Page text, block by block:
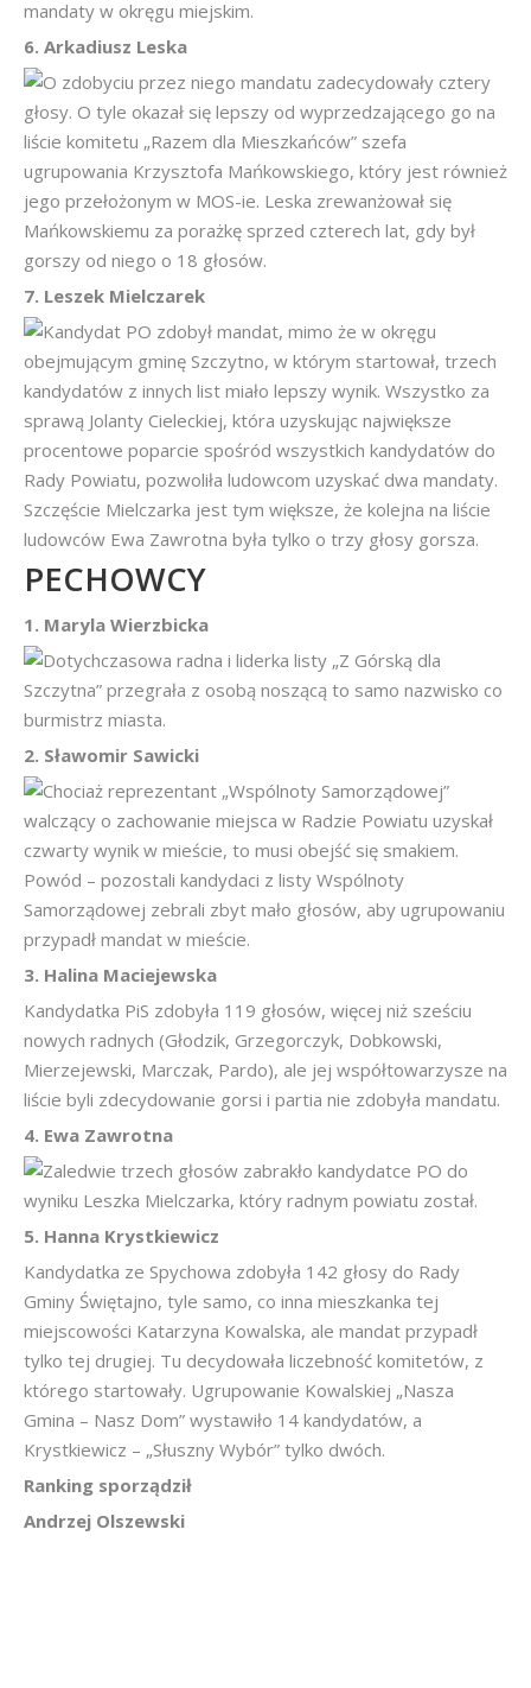
mandaty w okręgu miejskim.
6. Arkadiusz Leska
O zdobyciu przez niego mandatu zadecydowały cztery
głosy. O tyle okazał się lepszy od wyprzedzającego go na
liście komitetu „Razem dla Mieszkańców” szefa
ugrupowania Krzysztofa Mańkowskiego, który jest również
jego przełożonym w MOS-ie. Leska zrewanżował się
Mańkowskiemu za porażkę sprzed czterech lat, gdy był
gorszy od niego o 18 głosów.
7. Leszek Mielczarek
Kandydat PO zdobył mandat, mimo że w okręgu
obejmującym gminę Szczytno, w którym startował, trzech
kandydatów z innych list miało lepszy wynik. Wszystko za
sprawą Jolanty Cieleckiej, która uzyskując największe
procentowe poparcie spośród wszystkich kandydatów do
Rady Powiatu, pozwoliła ludowcom uzyskać dwa mandaty.
Szczęście Mielczarka jest tym większe, że kolejna na liście
ludowców Ewa Zawrotna była tylko o trzy głosy gorsza.
PECHOWCY
1. Maryla Wierzbicka
Dotychczasowa radna i liderka listy „Z Górską dla
Szczytna” przegrała z osobą noszącą to samo nazwisko co
burmistrz miasta.
2. Sławomir Sawicki
Chociaż reprezentant „Wspólnoty Samorządowej”
walczący o zachowanie miejsca w Radzie Powiatu uzyskał
czwarty wynik w mieście, to musi obejść się smakiem.
Powód – pozostali kandydaci z listy Wspólnoty
Samorządowej zebrali zbyt mało głosów, aby ugrupowaniu
przypadł mandat w mieście.
3. Halina Maciejewska
Kandydatka PiS zdobyła 119 głosów, więcej niż sześciu
nowych radnych (Głodzik, Grzegorczyk, Dobkowski,
Mierzejewski, Marczak, Pardo), ale jej współtowarzysze na
liście byli zdecydowanie gorsi i partia nie zdobyła mandatu.
4. Ewa Zawrotna
Zaledwie trzech głosów zabrakło kandydatce PO do
wyniku Leszka Mielczarka, który radnym powiatu został.
5. Hanna Krystkiewicz
Kandydatka ze Spychowa zdobyła 142 głosy do Rady
Gminy Świętajno, tyle samo, co inna mieszkanka tej
miejscowości Katarzyna Kowalska, ale mandat przypadł
tylko tej drugiej. Tu decydowała liczebność komitetów, z
którego startowały. Ugrupowanie Kowalskiej „Nasza
Gmina – Nasz Dom” wystawiło 14 kandydatów, a
Krystkiewicz – „Słuszny Wybór” tylko dwóch.
Ranking sporządził
Andrzej Olszewski